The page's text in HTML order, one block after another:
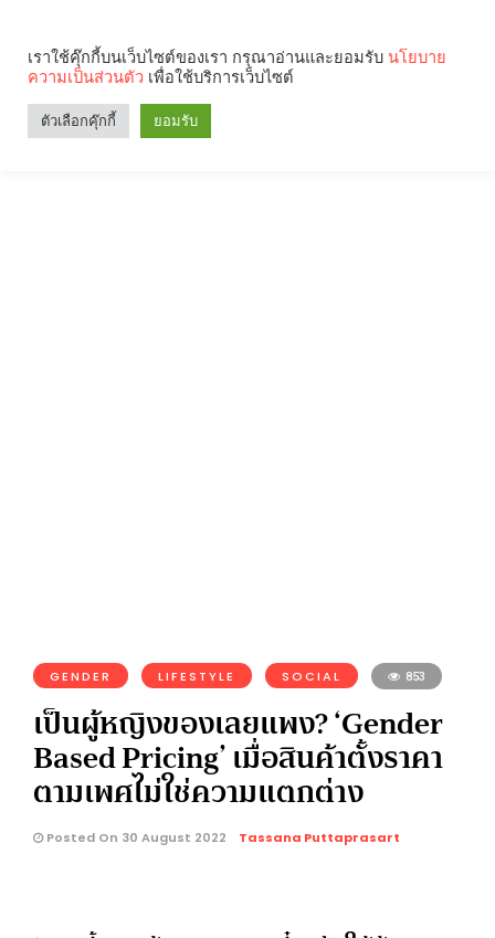
GENDER LIFESTYLE SOCIAL 853
เป็นผู้หญิงของเลยแพง? ‘Gender
Based Pricing’ เมื่อสินค้าตั้งราคา
ตามเพศไม่ใช่ความแตกต่าง
Posted On 30 August 2022 Tassana Puttaprasart
เราใช้คุ๊กกี้บนเว็บไซต์ของเรา กรุณาอ่านและยอมรับ นโยบาย
ความเป็นส่วนตัว เพื่อใช้บริการเว็บไซต์
ตัวเลือกคุ๊กกี้ ยอมรับ